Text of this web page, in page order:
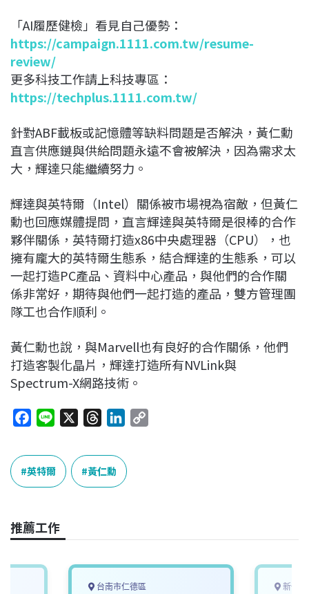
「AI履歷健檢」看見自己優勢：
https://campaign.1111.com.tw/resume-
review/
更多科技工作請上科技專區：
https://techplus.1111.com.tw/
針對ABF載板或記憶體等缺料問題是否解決，黃仁勳
直言供應鏈與供給問題永遠不會被解決，因為需求太
大，輝達只能繼續努力。
輝達與英特爾（Intel）關係被市場視為宿敵，但黃仁
勳也回應媒體提問，直言輝達與英特爾是很棒的合作
夥伴關係，英特爾打造x86中央處理器（CPU），也
擁有龐大的英特爾生態系，結合輝達的生態系，可以
一起打造PC產品、資料中心產品，與他們的合作關
係非常好，期待與他們一起打造的產品，雙方管理團
隊工也合作順利。
黃仁勳也說，與Marvell也有良好的合作關係，他們
打造客製化晶片，輝達打造所有NVLink與
Spectrum-X網路技術。
c
e
b
o
k
n
e
r
e
a
k
n
k
英特爾 黃仁勳
推薦工作
台南市仁德區 新竹